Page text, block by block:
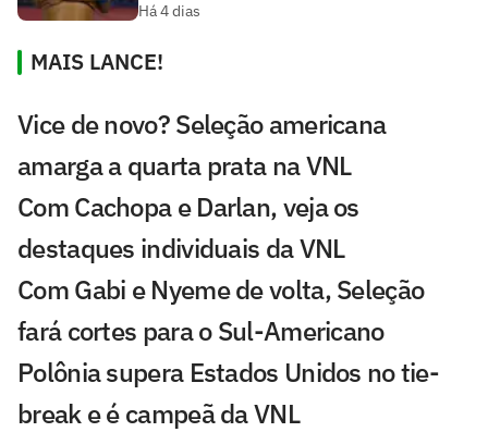
Há 4 dias
MAIS LANCE!
Vice de novo? Seleção americana
amarga a quarta prata na VNL
Com Cachopa e Darlan, veja os
destaques individuais da VNL
Com Gabi e Nyeme de volta, Seleção
fará cortes para o Sul-Americano
Polônia supera Estados Unidos no tie-
break e é campeã da VNL